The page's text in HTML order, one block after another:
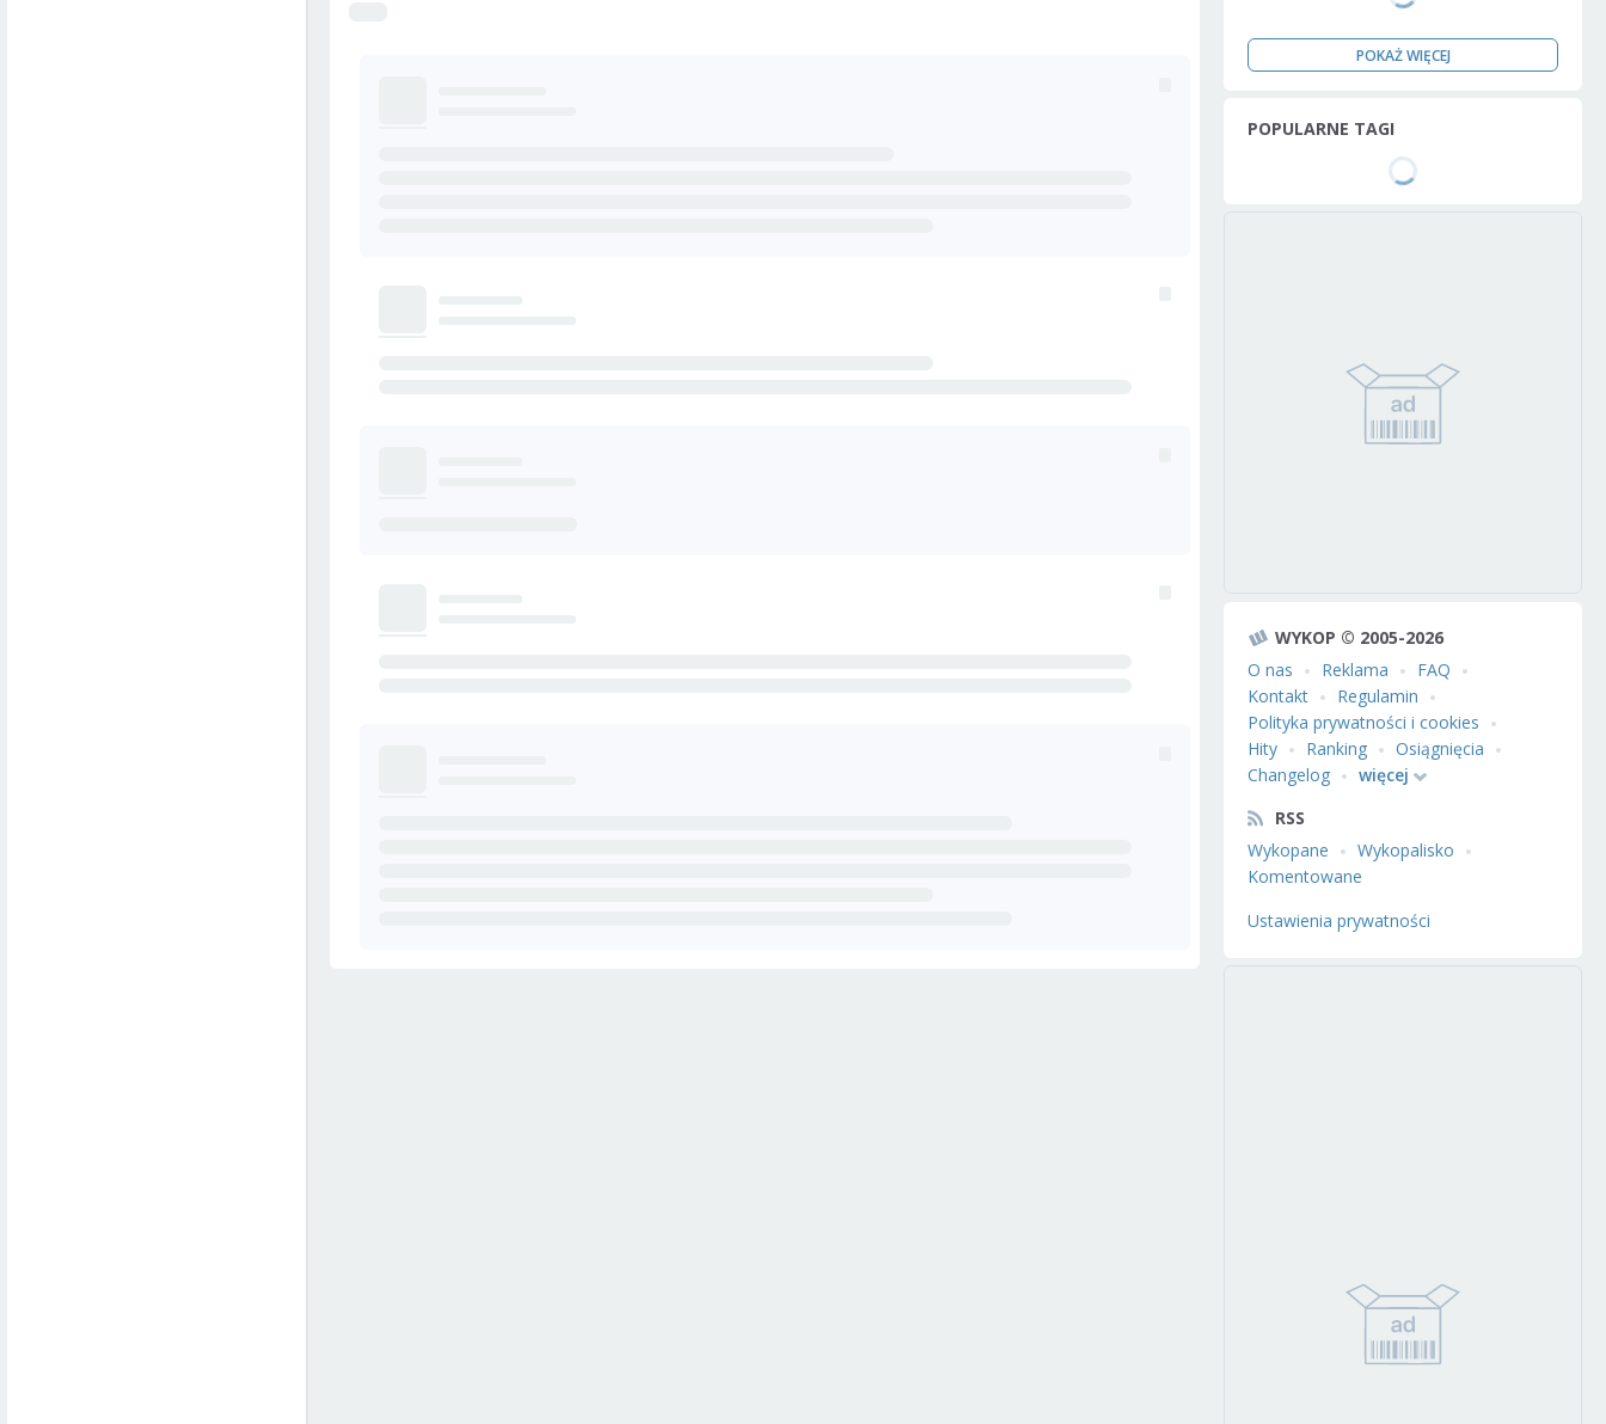
POKAŻ WIĘCEJ
POPULARNE TAGI
WYKOP © 2005-2026
O nas
Reklama
FAQ
Kontakt
Regulamin
Polityka prywatności i cookies
Hity
Ranking
Osiągnięcia
Changelog
więcej
RSS
Wykopane
Wykopalisko
Komentowane
Ustawienia prywatności